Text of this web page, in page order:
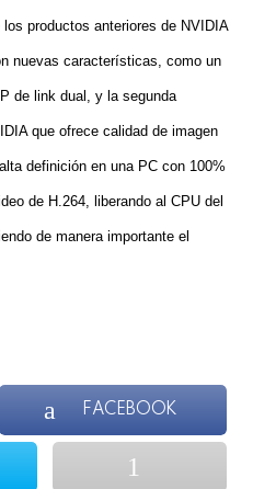
productos anteriores de NVIDIA
nuevas características, como un
de link dual, y la segunda
que ofrece calidad de imagen
definición en una PC con 100%
de H.264, liberando al CPU del
de manera importante el
FACEBOOK